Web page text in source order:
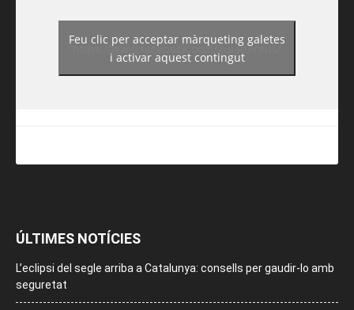
https://www.facebook.com/guiadereus/
Feu clic per acceptar màrqueting galetes
i activar aquest contingut
ÚLTIMES NOTÍCIES
L’eclipsi del segle arriba a Catalunya: consells per gaudir-lo amb
seguretat